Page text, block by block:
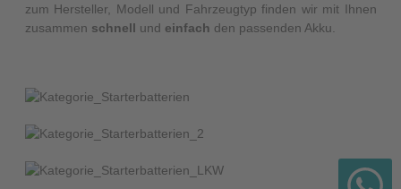
zum Hersteller, Modell und Fahrzeugtyp finden wir mit Ihnen
zusammen schnell und einfach den passenden Akku.
PKW
Motorrad
Motorrad
LKW
LKW
Rüttelfest